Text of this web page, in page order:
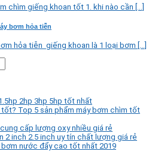
chìm giếng khoan tốt 1. khi nào cần [...]
bơm hỏa tiễn
hỏa tiễn giếng khoan là 1 loại bơm [...]
2hp 3hp 5hp tốt nhất
Top 5 sản phẩm máy bơm chìm tốt
cấp lượng oxy nhiều giá rẻ
2 inch 2.5 inch uy tín chất lượng giá rẻ
nước đẩy cao tốt nhất 2019